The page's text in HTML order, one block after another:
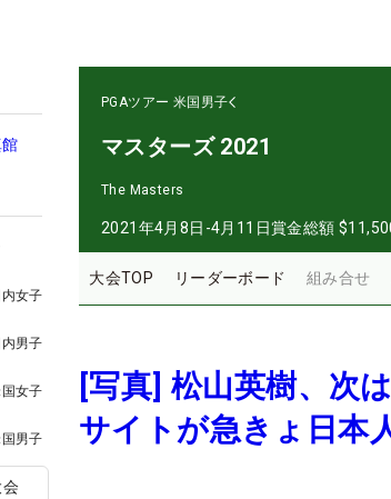
女子
男子
女子
男子
会
PGAツアー 米国男子
マスターズ 2021
The Masters
2021年4月8日-4月11日賞金総額
大会TOP リーダーボード 組み合せ
[写真] 松山英樹、次
サイトが急きょ日本